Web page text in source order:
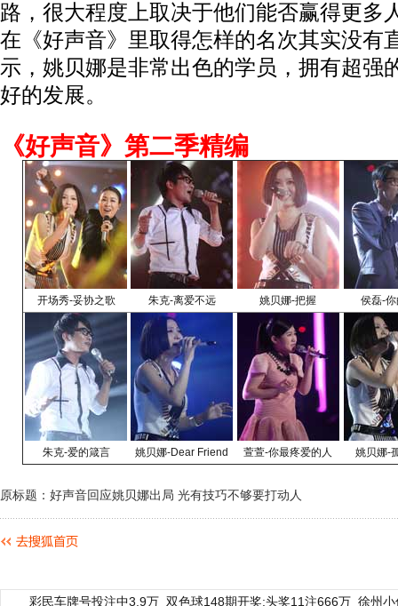
路，很大程度上取决于他们能否赢得更多
在《好声音》里取得怎样的名次其实没有
示，姚贝娜是非常出色的学员，拥有超强
好的发展。
《好声音》第二季精编
开场秀-妥协之歌 朱克-离爱不远 姚贝娜-把握 侯磊-
朱克-爱的箴言 姚贝娜-Dear Friend 萱萱-你最疼爱的人 姚贝娜-
原标题：好声音回应姚贝娜出局 光有技巧不够要打动人
彩民车牌号投注中3.9万 双色球148期开奖:头奖11注666万 徐州